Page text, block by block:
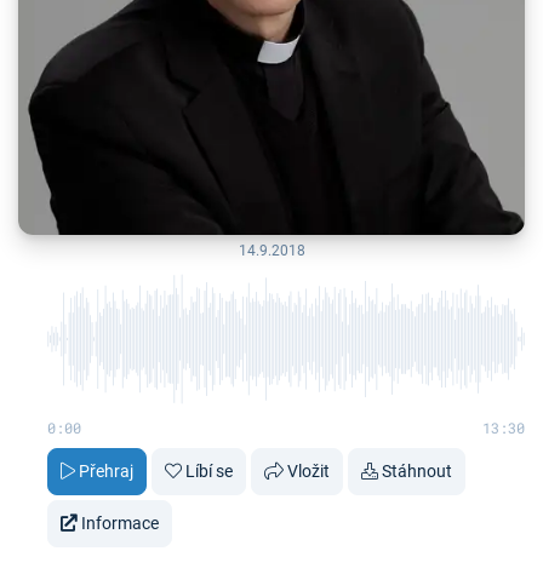
14.9.2018
0:00 13:30
Přehraj Líbí se Vložit Stáhnout
Informace